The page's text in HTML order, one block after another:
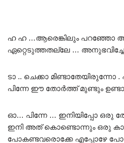
ഹ ഹ …ആരെങ്കിലും പറഞ്ഞോ
ഏറ്റെടുത്തതല്ലേ …
ടാ .. ചെക്കാ മിണ്ടാതേയിരുന്നോ
പിന്നേ ഈ തോർത്ത് മുണ്ടും
ഓ… പിന്നേ … ഇനിയിപ്പോ ഒരു
ഇനി അത് കൊണ്ടൊന്നും ഒരു
പോകണ്ടവരൊക്കേ എപ്പോഴേ